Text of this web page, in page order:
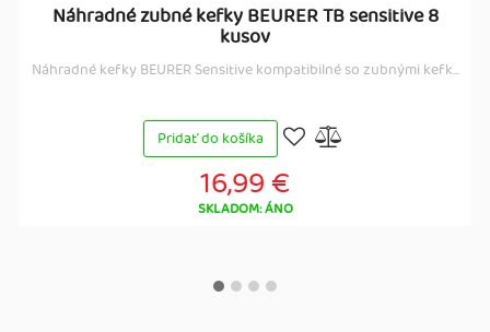
Náhradné zubné kefky BEURER TB sensitive 8
kusov
Náhradné kefky BEURER Sensitive kompatibilné so zubnými kefk...
Pridať do košíka
16,99 €
SKLADOM: ÁNO